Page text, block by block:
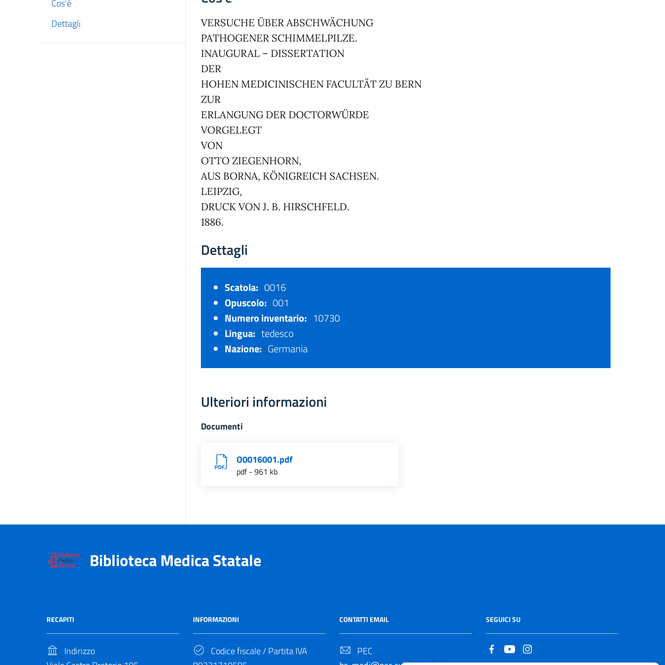
Cos'è
Dettagli
VERSUCHE ÜBER ABSCHWÄCHUNG
PATHOGENER SCHIMMELPILZE.
INAUGURAL – DISSERTATION
DER
HOHEN MEDICINISCHEN FACULTÄT ZU BERN
ZUR
ERLANGUNG DER DOCTORWÜRDE
VORGELEGT
VON
OTTO ZIEGENHORN,
AUS BORNA, KÖNIGREICH SACHSEN.
LEIPZIG,
DRUCK VON J. B. HIRSCHFELD.
1886.
Dettagli
Scatola: 0016
Opuscolo: 001
Numero inventario: 10730
Lingua: tedesco
Nazione: Germania
Ulteriori informazioni
Documenti
O0016001.pdf
pdf - 961 kb
Biblioteca Medica Statale
RECAPITI
Indirizzo
INFORMAZIONI
Codice fiscale / Partita IVA
CONTATTI EMAIL
PEC
SEGUICI SU